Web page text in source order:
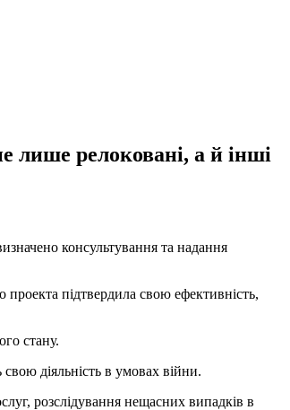
лише релоковані, а й інші
консультування та надання
проекта підтвердила свою ефективність,
стану.
діяльність в умовах війни.
розслідування нещасних випадків в